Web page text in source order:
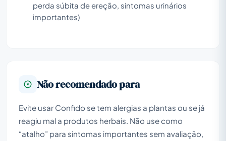
perda súbita de ereção, sintomas urinários
importantes)
Não recomendado para
Evite usar Confido se tem alergias a plantas ou se já
reagiu mal a produtos herbais. Não use como
“atalho” para sintomas importantes sem avaliação,